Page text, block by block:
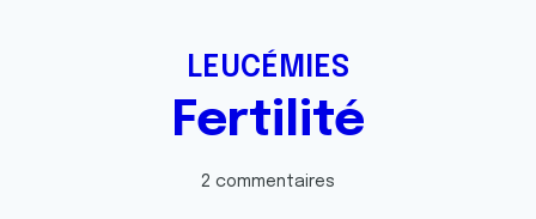
LEUCÉMIES
Fertilité
2 commentaires